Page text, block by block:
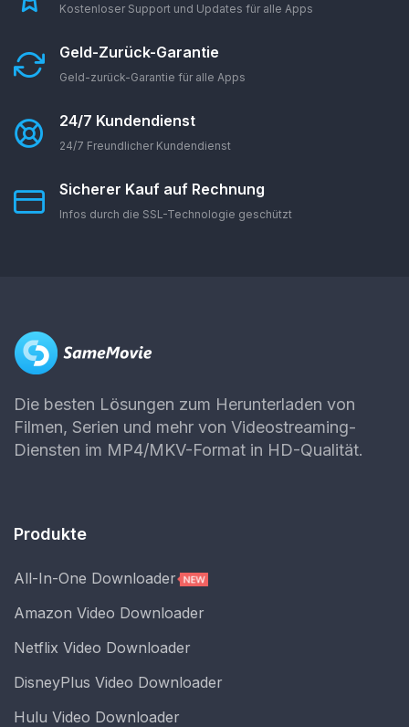
Kostenloser Support und Updates für alle Apps
Geld-Zurück-Garantie
Geld-zurück-Garantie für alle Apps
24/7 Kundendienst
24/7 Freundlicher Kundendienst
Sicherer Kauf auf Rechnung
Infos durch die SSL-Technologie geschützt
Die besten Lösungen zum Herunterladen von
Filmen, Serien und mehr von Videostreaming-
Diensten im MP4/MKV-Format in HD-Qualität.
Produkte
All-In-One Downloader
Amazon Video Downloader
Netflix Video Downloader
DisneyPlus Video Downloader
Hulu Video Downloader